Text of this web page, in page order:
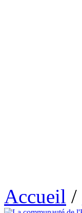
Accueil /